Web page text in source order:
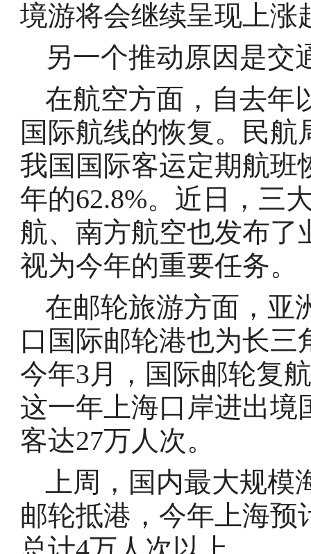
境游将会继续呈现上涨
另一个推动原因是交
在航空方面，自去年
国际航线的恢复。民航
我国国际客运定期航班
年的62.8%。近日，
航、南方航空也发布了
视为今年的重要任务。
在邮轮旅游方面，亚
口国际邮轮港也为长
今年3月，国际邮轮复
这一年上海口岸进出境
客达27万人次。
上周，国内最大规模
邮轮抵港，今年上海预